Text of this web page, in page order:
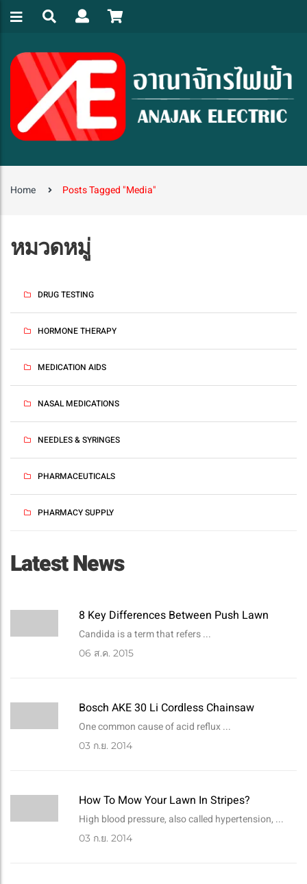
Home Posts Tagged "media"
หมวดหมู่
DRUG TESTING
HORMONE THERAPY
MEDICATION AIDS
NASAL MEDICATIONS
NEEDLES & SYRINGES
PHARMACEUTICALS
PHARMACY SUPPLY
Latest News
8 Key Differences Between Push Lawn
Candida is a term that refers ...
06 ส.ค. 2015
Bosch AKE 30 Li Cordless Chainsaw
One common cause of acid reflux ...
03 ก.ย. 2014
How To Mow Your Lawn In Stripes?
High blood pressure, also called hypertension, ...
03 ก.ย. 2014